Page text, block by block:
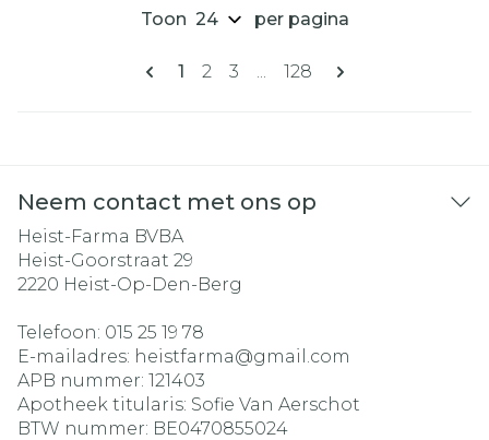
Pagina's
U lees momenteel pagina
1 Pagina
2 Pagina
3 ... Pagina
128
Toon per pagina
Neem contact met ons op
Heist-Farma BVBA
Heist-Goorstraat 29
2220 Heist-Op-Den-Berg
Telefoon: 015 25 19 78
E-mailadres: heistfarma@gmail.com
APB nummer: 121403
Apotheek titularis: Sofie Van Aerschot
BTW nummer: BE0470855024